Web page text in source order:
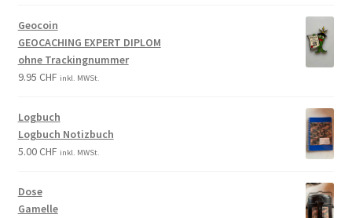
Geocoin
GEOCACHING EXPERT DIPLOM
ohne Trackingnummer
9.95 CHF inkl. MWSt.
Logbuch
Logbuch Notizbuch
5.00CHF inkl. MWSt.
Dose
Gamelle